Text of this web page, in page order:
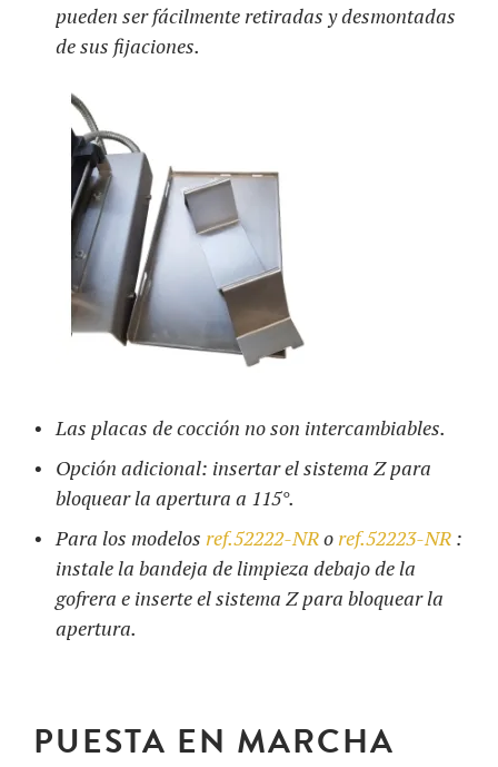
pueden ser fácilmente retiradas y desmontadas
de sus fijaciones.
Las placas de cocción no son intercambiables.
Opción adicional: insertar el sistema Z para
bloquear la apertura a 115°.
Para los modelos ref.52222-NRoref.52223-NR :
instale la bandeja de limpieza debajo de la
gofrera e inserte el sistema Z para bloquear la
apertura.
PUESTA EN MARCHA